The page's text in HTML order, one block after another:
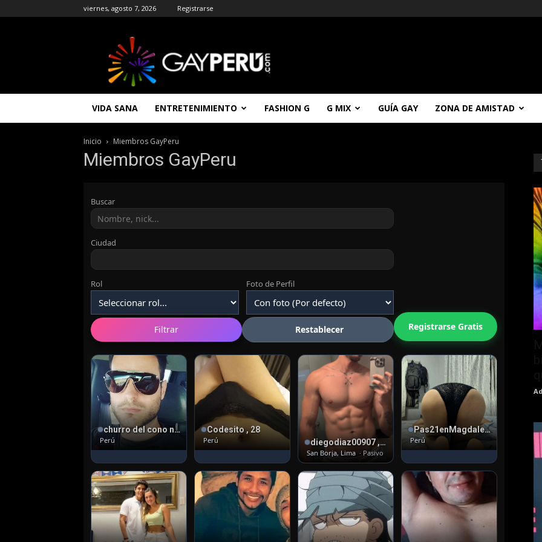
viernes, agosto 7, 2026 Registrarse
|
Entretenimiento
Noticias
Gay
Gratis
VIDA SANA ENTRETENIMIENTO FASHION G G MIX GUÍA GAY ZONA DE AMISTAD
Inicio Miembros GayPeru
Miembros GayPeru
Buscar
Ciudad
Rol Foto de Perfil
Filtrar Restablecer Registrarse Gratis
churro del cono norte , 45
Perú
Codesito , 28
Perú diegodiaz00907 , 25
San Borja, Lima · Pasivo
Pas21enMagdalena , 28
Perú